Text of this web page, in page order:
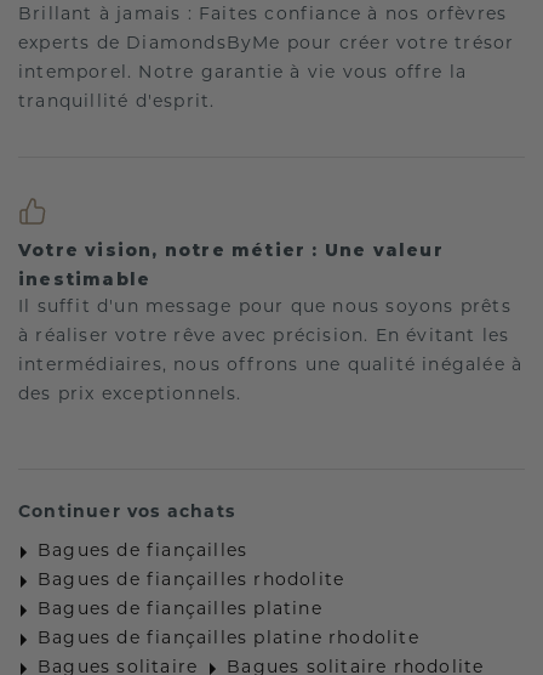
Brillant à jamais : Faites confiance à nos orfèvres
experts de DiamondsByMe pour créer votre trésor
intemporel. Notre garantie à vie vous offre la
tranquillité d'esprit.
Votre vision, notre métier : Une valeur
inestimable
Il suffit d'un message pour que nous soyons prêts
à réaliser votre rêve avec précision. En évitant les
intermédiaires, nous offrons une qualité inégalée à
des prix exceptionnels.
Continuer vos achats
Bagues de fiançailles
Bagues de fiançailles rhodolite
Bagues de fiançailles platine
Bagues de fiançailles platine rhodolite
Bagues solitaire
Bagues solitaire rhodolite